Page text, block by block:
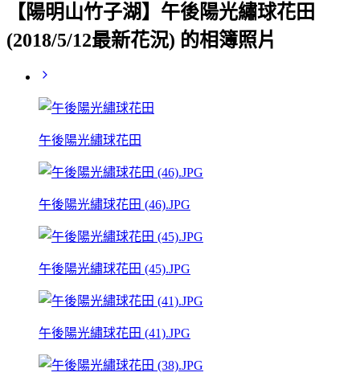
【陽明山竹子湖】午後陽光繡球花田
(2018/5/12最新花況) 的相簿照片
午後陽光繡球花田
午後陽光繡球花田 (46).JPG
午後陽光繡球花田 (45).JPG
午後陽光繡球花田 (41).JPG